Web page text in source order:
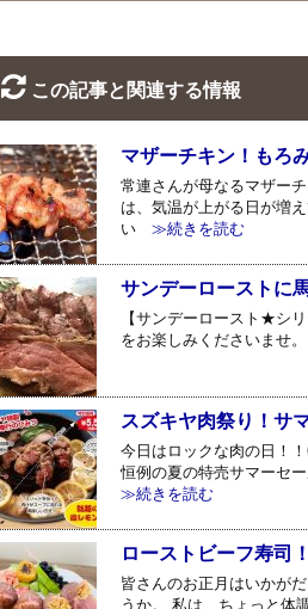
この記事と関連する情報
マザーチキン！もろ
常連さんが母なるマザー
は、気温が上がる日が増
い≫続きを読む
サンデーローストに
【サンデーロースト★シ
をお楽しみくださいませ
スズキヤ肉祭り！サ
今日はロックな肉の日！
恒例の夏の特売サマーセ
≫続きを読む
ローストビーフ寿司
皆さんのお正月はいかが
うか。 私は、ちょっと体